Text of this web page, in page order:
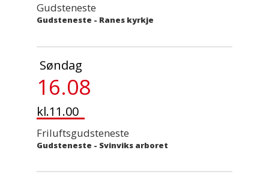
Gudsteneste
Gudsteneste - Ranes kyrkje
Søndag
16.08
kl.11.00
Friluftsgudsteneste
Gudsteneste - Svinviks arboret